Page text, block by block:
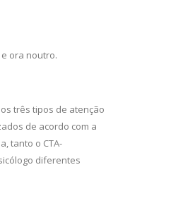
ora noutro.
três tipos de atenção
de acordo com a
tanto o CTA-
diferentes